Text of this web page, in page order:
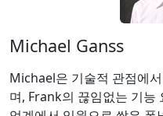
Michael Ganss
Michael은 기술적 관점에
며, Frank의 끊임없는 기능